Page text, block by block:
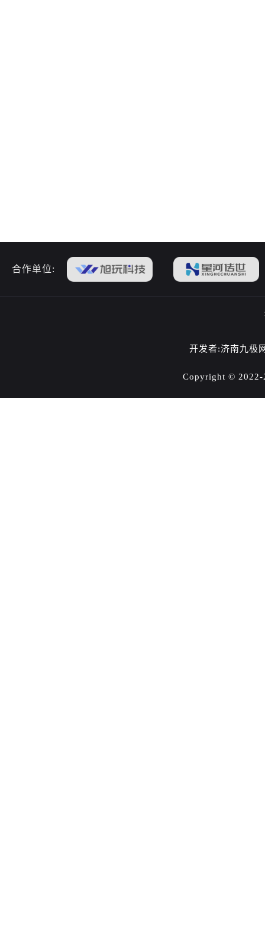
合作单位:
开发者:济南九
Copyright ©